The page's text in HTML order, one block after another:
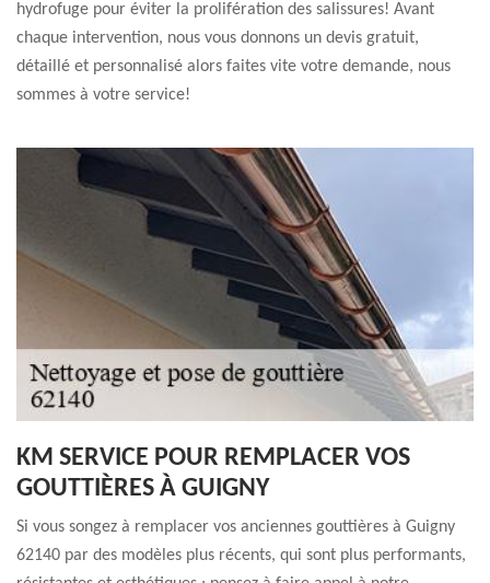
hydrofuge pour éviter la prolifération des salissures! Avant
chaque intervention, nous vous donnons un devis gratuit,
détaillé et personnalisé alors faites vite votre demande, nous
sommes à votre service!
KM SERVICE POUR REMPLACER VOS
GOUTTIÈRES À GUIGNY
Si vous songez à remplacer vos anciennes gouttières à Guigny
62140 par des modèles plus récents, qui sont plus performants,